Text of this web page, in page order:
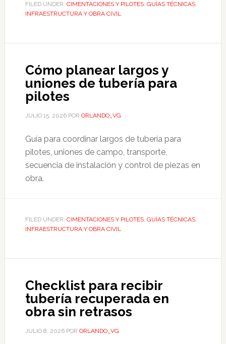
FILED UNDER: CIMENTACIONES Y PILOTES, GUÍAS TÉCNICAS,
INFRAESTRUCTURA Y OBRA CIVIL
Cómo planear largos y
uniones de tubería para
pilotes
JULIO 15, 2026POR ORLANDO_VG
Guía para coordinar largos de tubería para
pilotes, uniones de campo, transporte,
secuencia de instalación y control de piezas en
obra.
FILED UNDER: CIMENTACIONES Y PILOTES, GUÍAS TÉCNICAS,
INFRAESTRUCTURA Y OBRA CIVIL
Checklist para recibir
tubería recuperada en
obra sin retrasos
JULIO 8, 2026POR ORLANDO_VG